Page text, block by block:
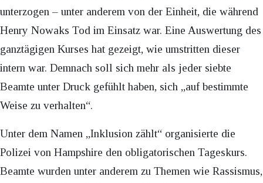
unterzogen – unter anderem von der Einheit, die während
Henry Nowaks Tod im Einsatz war. Eine Auswertung des
ganztägigen Kurses hat gezeigt, wie umstritten dieser
intern war. Demnach soll sich mehr als jeder siebte
Beamte unter Druck gefühlt haben, sich „auf bestimmte
Weise zu verhalten“.
Unter dem Namen „Inklusion zählt“ organisierte die
Polizei von Hampshire den obligatorischen Tageskurs.
Beamte wurden unter anderem zu Themen wie Rassismus,